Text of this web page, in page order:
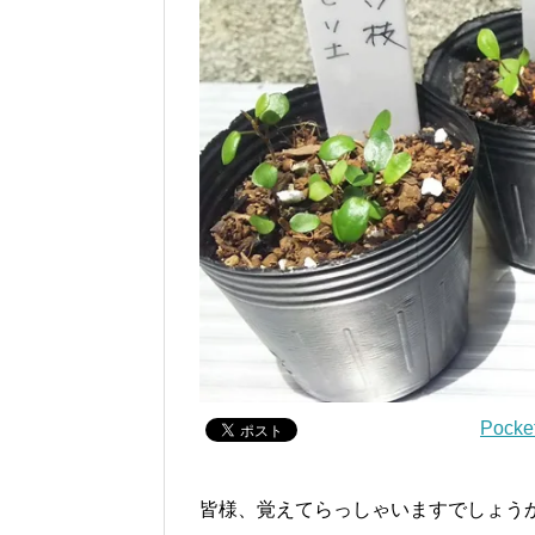
皆様、覚えてらっしゃいますでしょう